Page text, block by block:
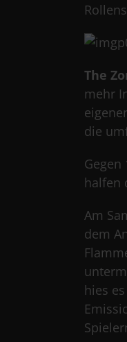
The
mehr
die
halfen
Am
dem
hies